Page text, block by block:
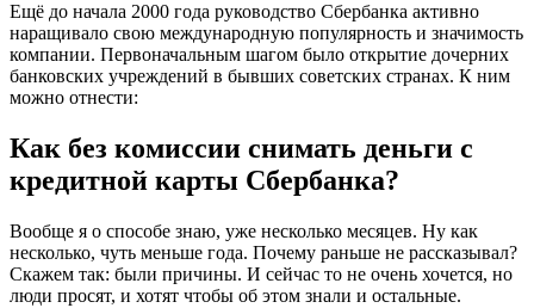
Ещё до начала 2000 года руководство Сбербанка активно
наращивало свою международную популярность и значимость
компании. Первоначальным шагом было открытие дочерних
банковских учреждений в бывших советских странах. К ним
можно отнести:
Как без комиссии снимать деньги с
кредитной карты Сбербанка?
Вообще я о способе знаю, уже несколько месяцев. Ну как
несколько, чуть меньше года. Почему раньше не рассказывал?
Скажем так: были причины. И сейчас то не очень хочется, но
люди просят, и хотят чтобы об этом знали и остальные.